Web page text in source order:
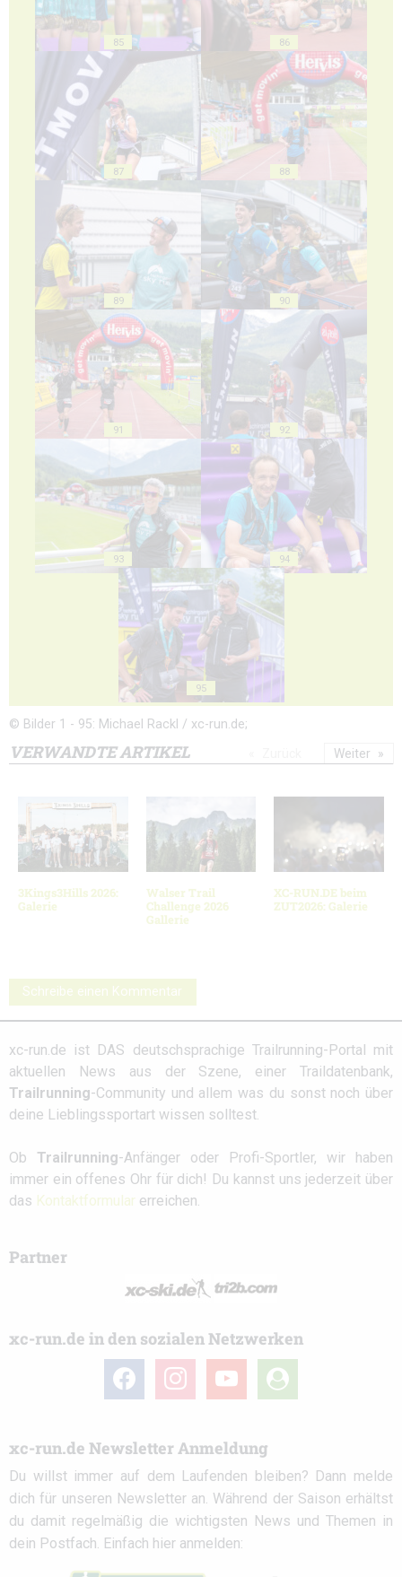
85 86
87 88
89 90
91 92
93 94
95
© Bilder 1 - 95: Michael Rackl / xc-run.de;
VERWANDTE ARTIKEL
3Kings3Hills 2026:
Galerie
Walser Trail
Challenge 2026
Gallerie
XC-RUN.DE beim
ZUT2026: Galerie
Weiter
Schreibe einen Kommentar
xc-run.de ist DAS deutschsprachige Trailrunning-Portal mit
aktuellen News aus der Szene, einer Traildatenbank,
Trailrunning-Community und allem was du sonst noch über
deine Lieblingssportart wissen solltest.
Ob Trailrunning-Anfänger oder Profi-Sportler, wir haben
immer ein offenes Ohr für dich! Du kannst uns jederzeit über
das Kontaktformular erreichen.
Partner
xc-run.de in den sozialen Netzwerken
facebook instagramyoutube
user-
circle
xc-run.de Newsletter Anmeldung
Du willst immer auf dem Laufenden bleiben? Dann melde
dich für unseren Newsletter an. Während der Saison erhältst
du damit regelmäßig die wichtigsten News und Themen in
dein Postfach. Einfach hier anmelden: